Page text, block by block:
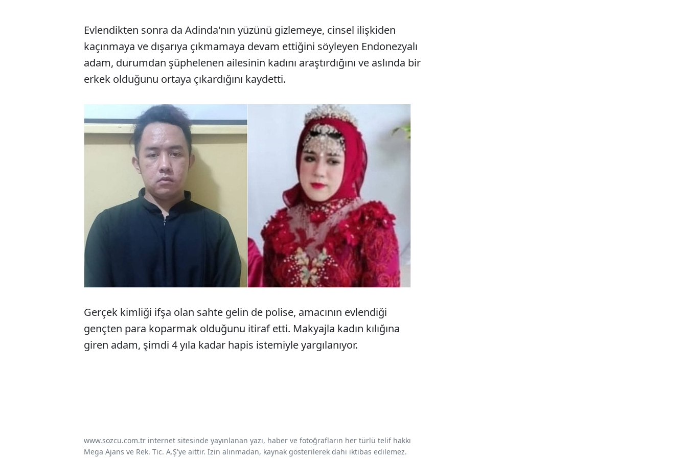
Evlendikten sonra da Adinda'nın yüzünü gizlemeye, cinsel ilişkiden
kaçınmaya ve dışarıya çıkmamaya devam ettiğini söyleyen Endonezyalı
adam, durumdan şüphelenen ailesinin kadını araştırdığını ve aslında bir
erkek olduğunu ortaya çıkardığını kaydetti.
Gerçek kimliği ifşa olan sahte gelin de polise, amacının evlendiği
gençten para koparmak olduğunu itiraf etti. Makyajla kadın kılığına
giren adam, şimdi 4 yıla kadar hapis istemiyle yargılanıyor.
www.sozcu.com.tr internet sitesinde yayınlanan yazı, haber ve fotoğrafların her türlü telif hakkı
Mega Ajans ve Rek. Tic. A.Ş'ye aittir. İzin alınmadan, kaynak gösterilerek dahi iktibas edilemez.